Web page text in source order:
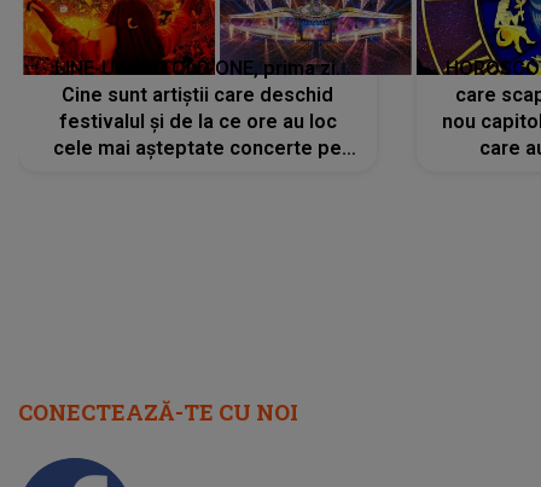
LINE-UP UNTOLD ONE, prima zi.
Cine sunt artiștii care deschid
festivalul și de la ce ore au loc
cele mai așteptate concerte pe
care
nou
care
CONECTEAZĂ-TE CU NOI